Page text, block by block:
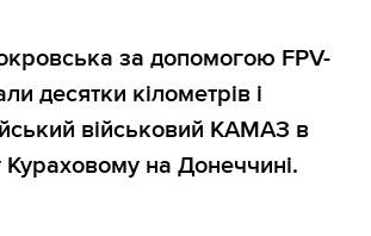
за допомогою FPV-
десятки кілометрів і
військовий КАМАЗ в
на Донеччині.